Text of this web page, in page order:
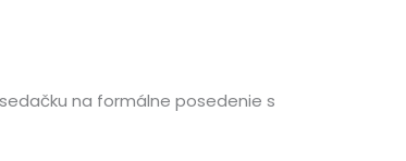
na formálne posedenie s